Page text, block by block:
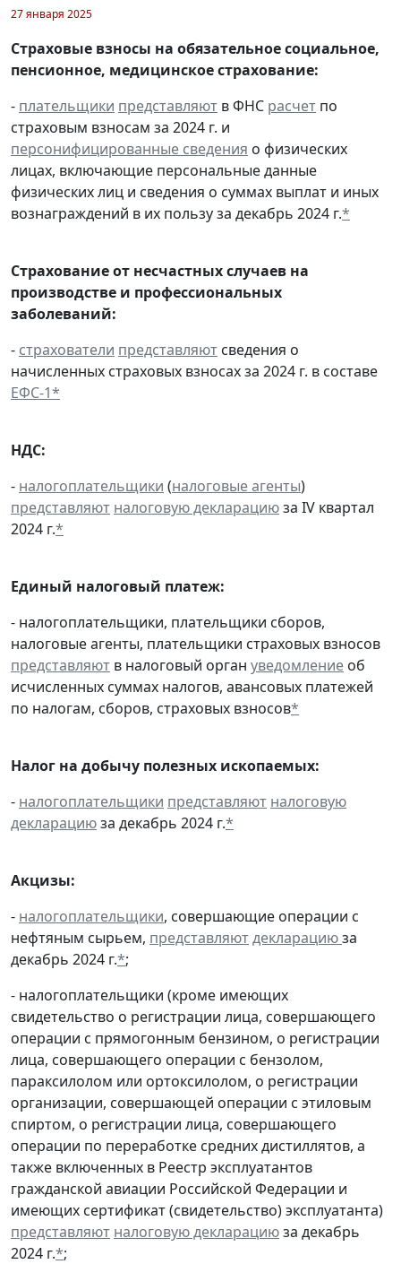
27 января 2025
Страховые взносы на обязательное социальное,
пенсионное, медицинское страхование:
- плательщики представляют в ФНС расчет по
страховым взносам за 2024 г. и
персонифицированные сведения о физических
лицах, включающие персональные данные
физических лиц и сведения о суммах выплат и иных
вознаграждений в их пользу за декабрь 2024 г.*
Страхование от несчастных случаев на
производстве и профессиональных
заболеваний:
- страхователи представляют сведения о
начисленных страховых взносах за 2024 г. в составе
ЕФС-1*
НДС:
- налогоплательщики (налоговые агенты)
представляют налоговую декларациюза IV квартал
2024 г.*
Единый налоговый платеж:
- налогоплательщики, плательщики сборов,
налоговые агенты, плательщики страховых взносов
представляют в налоговый орган уведомление об
исчисленных суммах налогов, авансовых платежей
по налогам, сборов, страховых взносов*
Налог на добычу полезных ископаемых:
- налогоплательщики представляют налоговую
декларациюза декабрь 2024 г.*
Акцизы:
- налогоплательщики, совершающие операции с
нефтяным сырьем, представляютдекларациюза
декабрь 2024 г.*;
- налогоплательщики (кроме имеющих
свидетельство о регистрации лица, совершающего
операции с прямогонным бензином, о регистрации
лица, совершающего операции с бензолом,
параксилолом или ортоксилолом, о регистрации
организации, совершающей операции с этиловым
спиртом, о регистрации лица, совершающего
операции по переработке средних дистиллятов, а
также включенных в Реестр эксплуатантов
гражданской авиации Российской Федерации и
имеющих сертификат (свидетельство) эксплуатанта)
представляют налоговую декларациюза декабрь
2024 г.*;